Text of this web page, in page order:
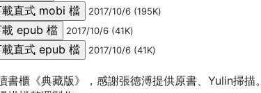
2017/10/6 (195K)
2017/10/6 (41K)
2017/10/6 (41K)
書櫃《典藏版》，感謝張徳溥提供原書、Yulin掃描